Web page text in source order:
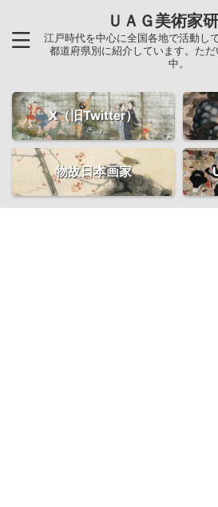
ＵＡＧ美術家
江戸時代を中心に全国各地で活動し
都道府県別に紹介しています。た
中。
X（旧Twitter）
物故日本画家